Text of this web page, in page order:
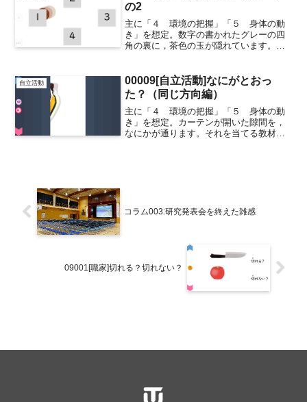
の2
主に「４ 環境の把握」「５ 身体の動
き」を想定。数字の書かれたグレーの四
角の裏に，茶色の玉が隠れています。グ
はどこにいったでしょう。画面左側の
「A」を押すと，3秒だけグ...
自立活動
00009[自立活動]なにがとおっ
た？（同じ方向編）
主に「４ 環境の把握」「５ 身体の動
き」を想定。カーテンが開いた隙間を，
なにかが通ります。それを当てる教材で
コラム003:研究発表会を終えた雑感
09001[職家]切れる？切れない？